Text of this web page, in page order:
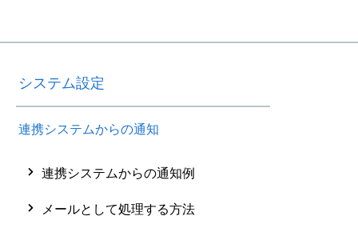
システム設定
連携システムからの通知
連携システムからの通知例
メールとして処理する方法